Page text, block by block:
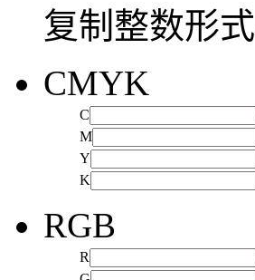
复制 整数形式
CMYK
C
M
Y
K
RGB
R